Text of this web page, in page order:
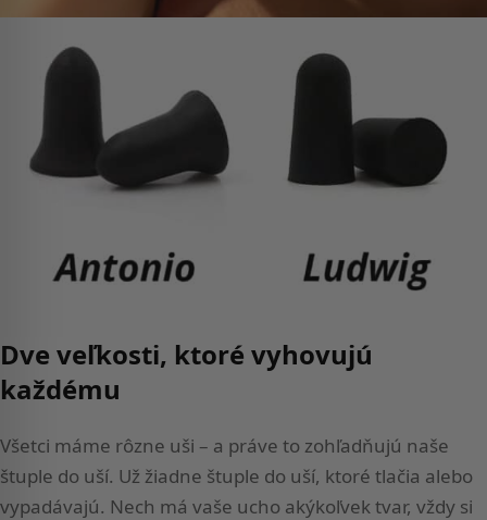
Dve veľkosti, ktoré vyhovujú
každému
Všetci máme rôzne uši – a práve to zohľadňujú naše
štuple do uší. Už žiadne štuple do uší, ktoré tlačia alebo
vypadávajú. Nech má vaše ucho akýkoľvek tvar, vždy si